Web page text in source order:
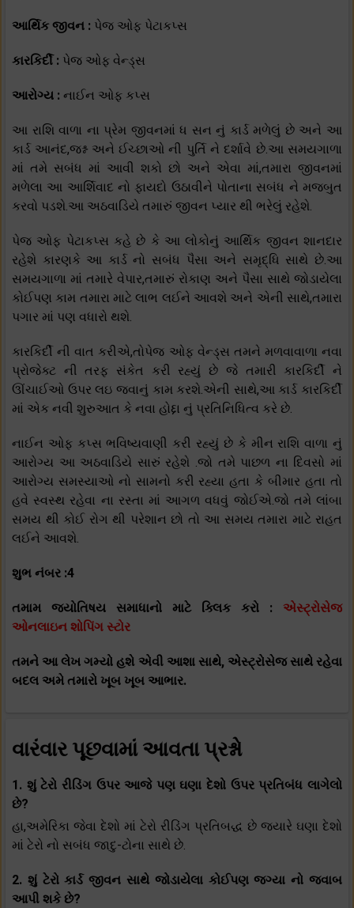
આર્થિક જીવન : પેજ ઓફ પેટાકપ્સ
કારકિર્દી : પેજ ઓફ વેન્ડ્સ
આરોગ્ય : નાઈન ઓફ કપ્સ
આ રાશિ વાળા ના પ્રેમ જીવનમાં ધ સન નું કાર્ડ મળેલું છે અને આ
કાર્ડ આનંદ,જશ્ન અને ઈચ્છાઓ ની પુર્તિ ને દર્શાવે છે.આ સમયગાળા
માં તમે સબંધ માં આવી શકો છો અને એવા માં,તમારા જીવનમાં
મળેલા આ આર્શિવાદ નો ફાયદો ઉઠાવીને પોતાના સબંધ ને મજબુત
કરવો પડશે.આ અઠવાડિયે તમારું જીવન પ્યાર થી ભરેલું રહેશે.
પેજ ઓફ પેટાકપ્સ કહે છે કે આ લોકોનું આર્થિક જીવન શાનદાર
રહેશે કારણકે આ કાર્ડ નો સબંધ પૈસા અને સમૃદ્ધિ સાથે છે.આ
સમયગાળા માં તમારે વેપાર,તમારું રોકાણ અને પૈસા સાથે જોડાયેલા
કોઈપણ કામ તમારા માટે લાભ લઈને આવશે અને એની સાથે,તમારા
પગાર માં પણ વધારો થશે.
કારકિર્દી ની વાત કરીએ,તોપેજ ઓફ વેન્ડ્સ તમને મળવાવાળા નવા
પ્રોજેક્ટ ની તરફ સંકેત કરી રહ્યું છે જે તમારી કારકિર્દી ને
ઊંચાઈઓ ઉપર લઇ જવાનું કામ કરશે.એની સાથે,આ કાર્ડ કારકિર્દી
માં એક નવી શુરુઆત કે નવા હોદ્દા નું પ્રતિનિધિત્વ કરે છે.
નાઈન ઓફ કપ્સ ભવિષ્યવાણી કરી રહ્યું છે કે મીન રાશિ વાળા નું
આરોગ્ય આ અઠવાડિયે સારું રહેશે .જો તમે પાછળ ના દિવસો માં
આરોગ્ય સમસ્યાઓ નો સામનો કરી રહ્યા હતા કે બીમાર હતા તો
હવે સ્વસ્થ રહેવા ના રસ્તા માં આગળ વધવું જોઈએ.જો તમે લાંબા
સમય થી કોઈ રોગ થી પરેશાન છો તો આ સમય તમારા માટે રાહત
લઈને આવશે.
શુભ નંબર :4
તમામ જ્યોતિષય સમાધાનો માટે ક્લિક કરો : એસ્ટ્રોસેજ
ઓનલાઇન શોપિંગ સ્ટોર
તમને આ લેખ ગમ્યો હશે એવી આશા સાથે, એસ્ટ્રોસેજ સાથે રહેવા
બદલ અમે તમારો ખૂબ ખૂબ આભાર.
વારંવાર પૂછવામાં આવતા પ્રશ્નો
1. શું ટેરો રીડિંગ ઉપર આજે પણ ઘણા દેશો ઉપર પ્રતિબંધ લાગેલો
છે?
હા,અમેરિકા જેવા દેશો માં ટેરો રીડિંગ પ્રતિબદ્ધ છે જયારે ઘણા દેશો
માં ટેરો નો સબંધ જાદુ-ટોના સાથે છે.
2. શું ટેરો કાર્ડ જીવન સાથે જોડાયેલા કોઈપણ જગ્યા નો જવાબ
આપી શકે છે?